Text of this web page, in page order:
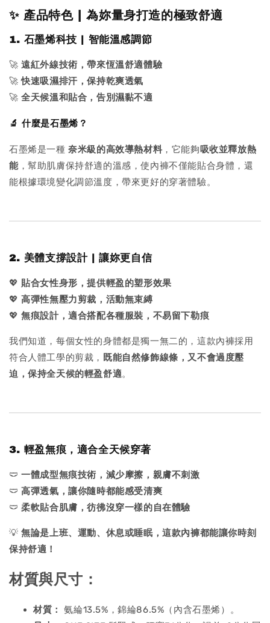
✨ 產品特色 | 為妳量身打造的極致舒適
1. 石墨烯科技 | 智能溫感調節
🚀遠紅外線技術，帶來恆溫舒適體驗
🚀快速吸濕排汗，保持乾爽透氣
🚀全天候溫和貼合，告別濕黏不適
🔬 什麼是石墨烯？
石墨烯是一種奈米級的高效導熱材料 ，它能夠吸收並釋放熱
能，幫助肌膚保持舒適的溫感，使內褲不僅能貼合身體，還
能根據環境變化調節溫度，帶來更好的穿著體驗。
2. 美體支撐設計 | 讓妳更自信
💖 貼合女性身形，提供輕盈的塑形效果
💖高彈性無壓力剪裁，活動無束縛
💖無痕設計，適合搭配各種服裝，不易留下勒痕
我們知道，每個女性的身體都是獨一無二的，這款內褲採用
符合人體工學的剪裁， 既能自然修飾線條，又不會過度壓
迫，保持全天候的輕盈舒適。
3. 輕盈無痕，適合全天候穿著
🩲一體成型無痕技術，減少摩擦，親膚不刺激
🩲高彈透氣，讓你隨時都能感受清爽
🩲柔軟貼合肌膚，彷彿沒穿一樣的自在體驗
💡無論是上班、運動、休息或睡眠，這款內褲都能讓你時刻
保持舒適！
材質與尺寸：
材質：
氨綸13.5%，錦綸86.5%（內含石墨烯）。